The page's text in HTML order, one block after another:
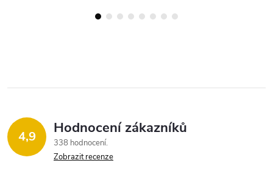
4,9 Hodnocení zákazníků
338 hodnocení
Zobrazit recenze